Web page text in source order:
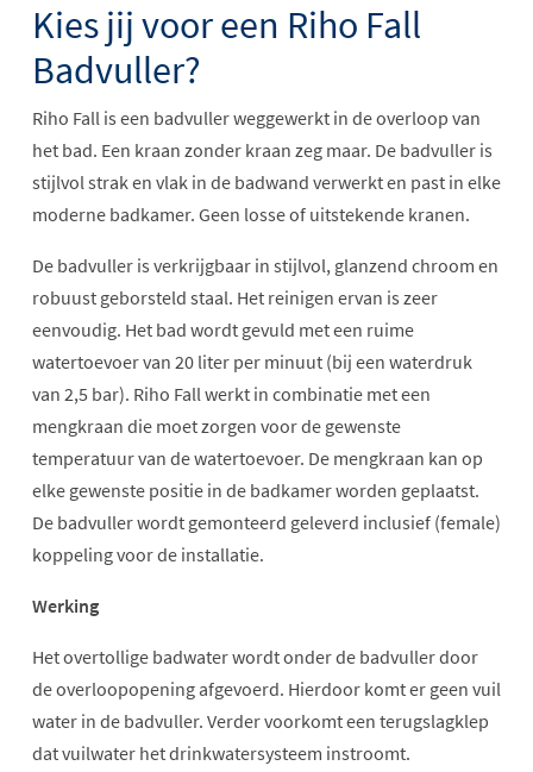
Kies jij voor een Riho Fall
Badvuller?
Riho Fall is een badvuller weggewerkt in de overloop van
het bad. Een kraan zonder kraan zeg maar. De badvuller is
stijlvol strak en vlak in de badwand verwerkt en past in elke
moderne badkamer. Geen losse of uitstekende kranen.
De badvuller is verkrijgbaar in stijlvol, glanzend chroom en
robuust geborsteld staal. Het reinigen ervan is zeer
eenvoudig. Het bad wordt gevuld met een ruime
watertoevoer van 20 liter per minuut (bij een waterdruk
van 2,5 bar). Riho Fall werkt in combinatie met een
mengkraan die moet zorgen voor de gewenste
temperatuur van de watertoevoer. De mengkraan kan op
elke gewenste positie in de badkamer worden geplaatst.
De badvuller wordt gemonteerd geleverd inclusief (female)
koppeling voor de installatie.
Werking
Het overtollige badwater wordt onder de badvuller door
de overloopopening afgevoerd. Hierdoor komt er geen vuil
water in de badvuller. Verder voorkomt een terugslagklep
dat vuilwater het drinkwatersysteem instroomt.